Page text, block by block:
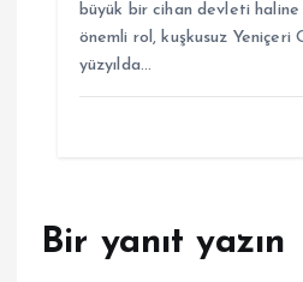
büyük bir cihan devleti haline
önemli rol, kuşkusuz Yeniçeri
yüzyılda…
Bir yanıt yazın